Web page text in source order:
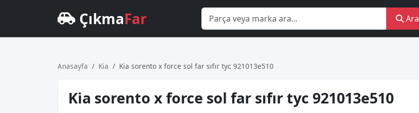
ÇıkmaFar Ara
Anasayfa Kia Ki̇a sorento x force sol far sıfır tyc 921013e510
Ki̇a sorento x force sol far sıfır tyc 921013e510